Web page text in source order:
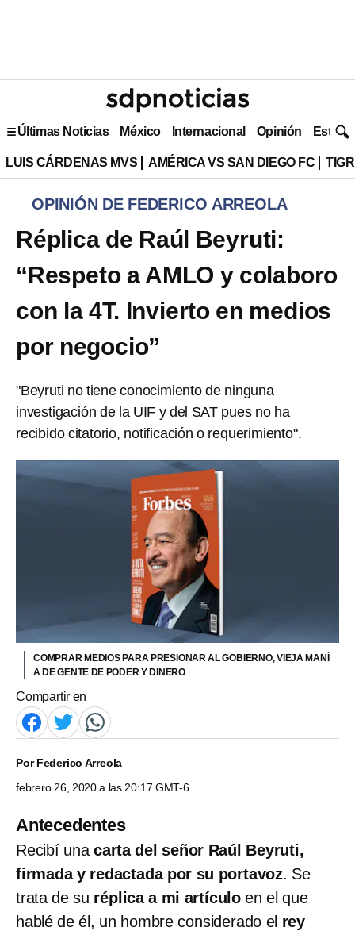
Últimas Noticias México Internacional Opinión Estilo
LUIS CÁRDENAS MVS AMÉRICA VS SAN DIEGO FC
OPINIÓN DE FEDERICO ARREOLA
Réplica de Raúl Beyruti:
“Respeto a AMLO y colaboro
con la 4T. Invierto en medios
por negocio”
"Beyruti no tiene conocimiento de ninguna
investigación de la UIF y del SAT pues no ha
recibido citatorio, notificación o requerimiento".
COMPRAR MEDIOS PARA PRESIONAR AL GOBIERNO, VIEJA MANÍ
A DE GENTE DE PODER Y DINERO
Compartir en
PorFederico Arreola
febrero 26, 2020 a las 20:17 GMT-6
Antecedentes
Recibí una carta del señor Raúl Beyruti,
firmada y redactada por su portavoz. Se
trata de su réplica a mi artículo en el que
hablé de él, un hombre considerado el rey